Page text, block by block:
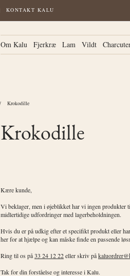
KONTAKT KALU
Om Kalu Fjerkræ Lam Vildt
Krokodille
Krokodille
Kære kunde,
Vi beklager, men i øjeblikket har vi ingen produkter
midlertidige udfordringer med lagerbeholdningen.
Hvis du er på udkig efter et specifikt produkt eller
her for at hjælpe og kan måske finde en passende
Ring til os på33 24 12 22eller skriv på
Tak for din forståelse og interesse i Kalu.